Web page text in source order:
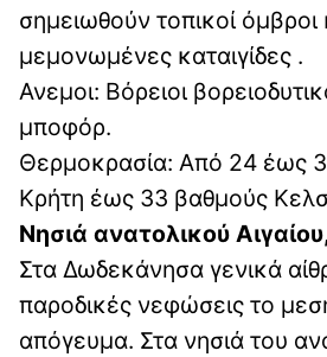
σημειωθούν τοπικοί όμβροι
μεμονωμένες καταιγίδες .
Ανεμοι: Βόρειοι
μποφόρ.
Θερμοκρασία: Από 24 έως
Κρήτη έως 33 βαθμούς
Νησιά ανατολικού
Στα Δωδεκάνησα γενικά
παροδικές νεφώσεις το
απόγευμα. Στα νησιά του